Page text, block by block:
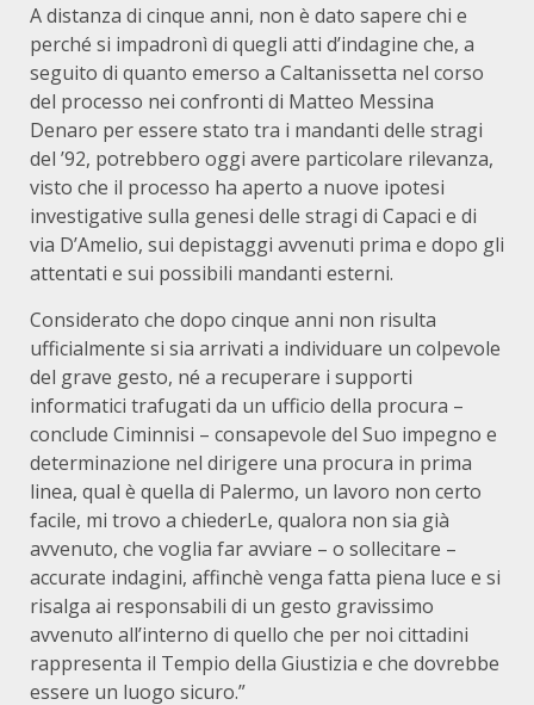
A distanza di cinque anni, non è dato sapere chi e
perché si impadronì di quegli atti d’indagine che, a
seguito di quanto emerso a Caltanissetta nel corso
del processo nei confronti di Matteo Messina
Denaro per essere stato tra i mandanti delle stragi
del ’92, potrebbero oggi avere particolare rilevanza,
visto che il processo ha aperto a nuove ipotesi
investigative sulla genesi delle stragi di Capaci e di
via D’Amelio, sui depistaggi avvenuti prima e dopo gli
attentati e sui possibili mandanti esterni.
Considerato che dopo cinque anni non risulta
ufficialmente si sia arrivati a individuare un colpevole
del grave gesto, né a recuperare i supporti
informatici trafugati da un ufficio della procura –
conclude Ciminnisi – consapevole del Suo impegno e
determinazione nel dirigere una procura in prima
linea, qual è quella di Palermo, un lavoro non certo
facile, mi trovo a chiederLe, qualora non sia già
avvenuto, che voglia far avviare – o sollecitare –
accurate indagini, affinchè venga fatta piena luce e si
risalga ai responsabili di un gesto gravissimo
avvenuto all’interno di quello che per noi cittadini
rappresenta il Tempio della Giustizia e che dovrebbe
essere un luogo sicuro.”